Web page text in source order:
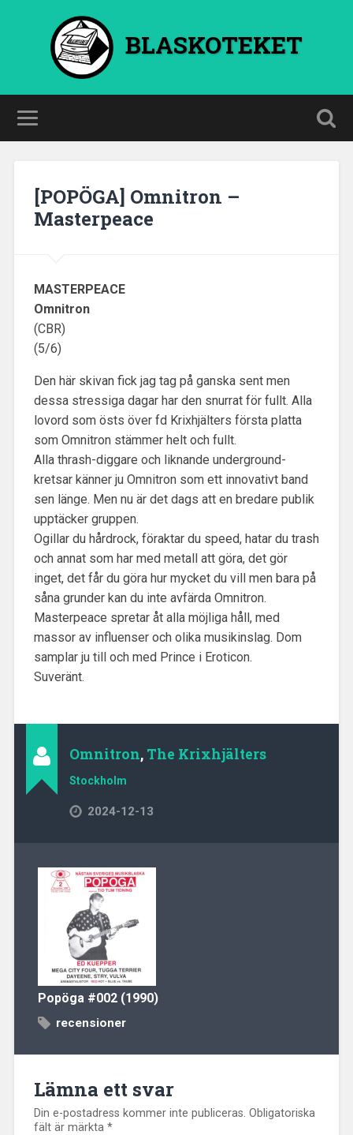
BLASKOTEKET
[POPÖGA] Omnitron –
Masterpeace
MASTERPEACE
Omnitron
(CBR)
(5/6)
Den här skivan fick jag tag på ganska sent men
dessa stressiga dagar har den snurrat för fullt. Alla
lovord som östs över fd Krixhjälters första platta
som Omnitron stämmer helt och fullt.
Alla thrash-diggare och liknande underground-
kretsar känner ju Omnitron som ett innovativt band
sen länge. Men nu är det dags att en bredare publik
upptäcker gruppen.
Ogillar du hårdrock, föraktar du speed, hatar du trash
och annat som har med metall att göra, det gör
inget, det får du göra hur mycket du vill men bara på
såna grunder kan du inte avfärda Omnitron.
Masterpeace spretar åt alla möjliga håll, med
massor av influenser och olika musikinslag. Dom
samplar ju till och med Prince i Eroticon.
Suveränt.
Omnitron, The Krixhjälters
Stockholm
2024-12-13
Popöga #002 (1990)
recensioner
Lämna ett svar
Din e-postadress kommer inte publiceras. Obligatoriska
fält är märkta *